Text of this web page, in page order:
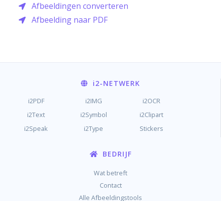
Afbeeldingen converteren
Afbeelding naar PDF
i2-NETWERK
i2PDF i2IMG
i2OCR
i2Text
i2Symbol
i2Clipart
i2Speak
i2Type Stickers
BEDRIJF
Wat betreft
Contact
Alle Afbeeldingstools